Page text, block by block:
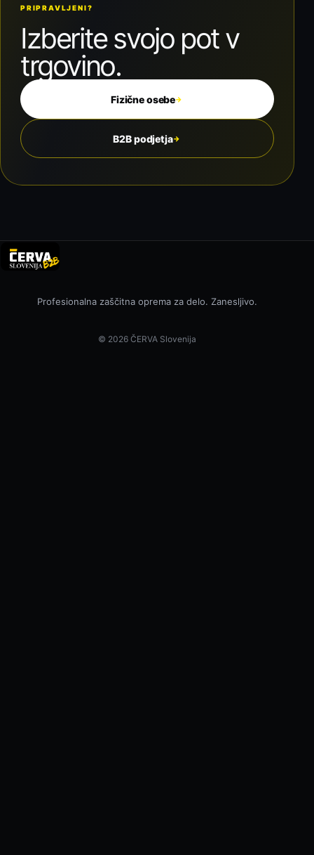
PRIPRAVLJENI?
Izberite svojo pot v
trgovino.
Fizične osebe→
B2B podjetja→
Profesionalna zaščitna oprema za delo. Zanesljivo.
© 2026 ČERVA Slovenija